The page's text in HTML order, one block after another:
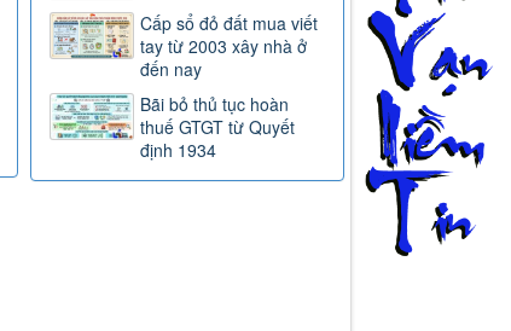
Cấp sổ đỏ đất mua viết
tay từ 2003 xây nhà ở
đến nay
Bãi bỏ thủ tục hoàn
thuế GTGT từ Quyết
định 1934